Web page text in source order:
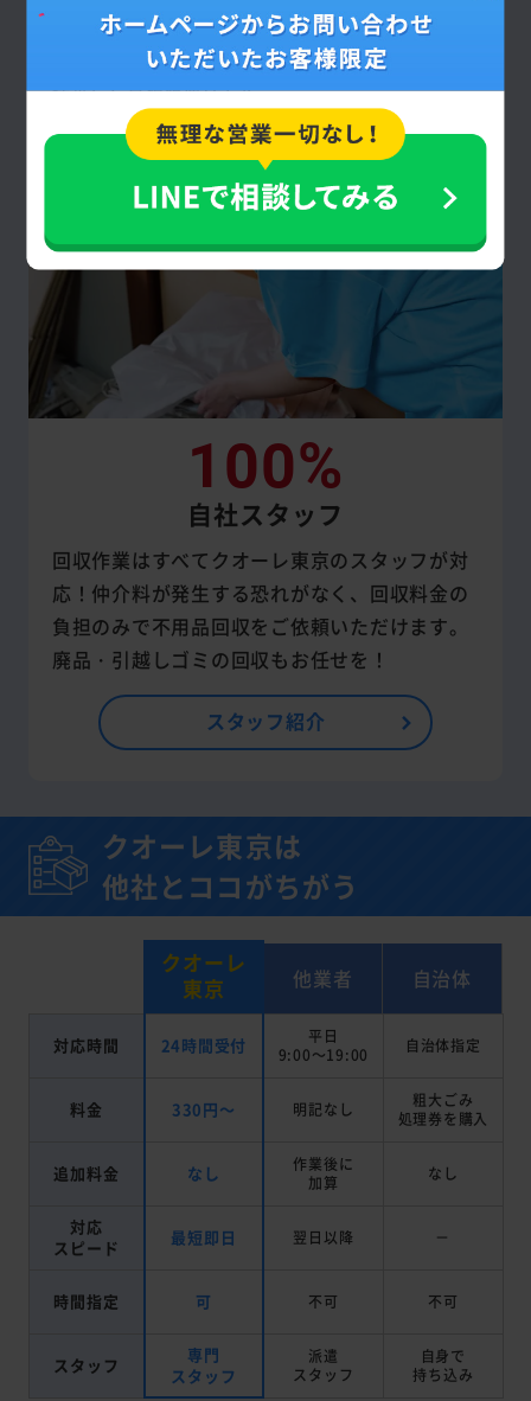
お支払いいただく回収・作業費は契約成立後
に追加で回収を依頼しない限り、原則として
提示した見積額通りです。
100%
自社スタッフ
回収作業はすべてクオーレ東京のスタッフが対
応！仲介料が発生する恐れがなく、回収料金の
負担のみで不用品回収をご依頼いただけます。
廃品・引越しゴミの回収もお任せを！
スタッフ紹介
クオーレ東京は
他社とココがちがう
クオーレ
東京
他業者 自治体
対応時間 24時間受付
平日
9:00～19:00
自治体指定
料金 330円～ 明記なし
粗大ごみ
処理券を 購入
追加料金 なし
作業後に
加算
なし
対応
スピード
最短即日 翌日以降 －
時間指定 可 不可 不可
スタッフ
専門
スタッフ
派遣
スタッフ
自身で
持ち込み